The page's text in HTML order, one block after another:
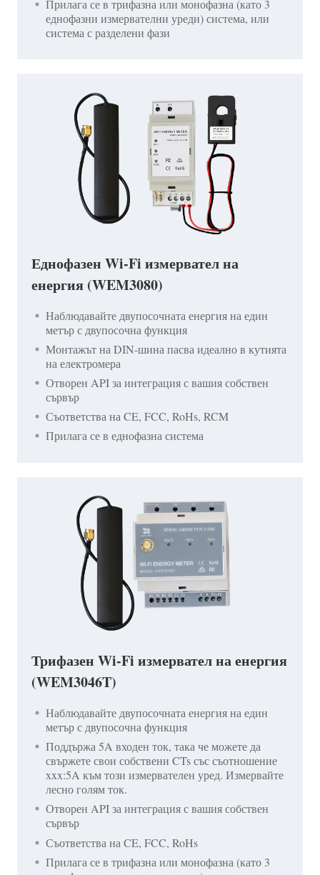
Прилага се в трифазна или монофазна (като 3
еднофазни измервателни уреди) система, или
система с разделени фази
Еднофазен Wi-Fi измервател на
енергия (WEM3080)
Наблюдавайте двупосочната енергия на един
метър с двупосочна функция
Монтажът на DIN-шина пасва идеално в кутията
на електромера
Отворен API за интеграция с вашия собствен
сървър
Съответства на CE, FCC, RoHs, RCM
Прилага се в еднофазна система
Трифазен Wi-Fi измервател на енергия
(WEM3046T)
Наблюдавайте двупосочната енергия на един
метър с двупосочна функция
Поддържа 5A входен ток, така че можете да
свържете свои собствени CTs със съотношение
xxx:5A към този измервателен уред. Измервайте
лесно голям ток.
Отворен API за интеграция с вашия собствен
сървър
Съответства на CE, FCC, RoHs
Прилага се в трифазна или монофазна (като 3